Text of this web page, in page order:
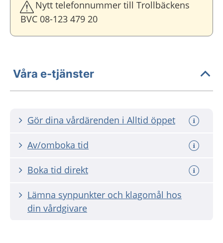
Nytt telefonnummer till Trollbäckens
BVC 08-123 479 20
Våra e-tjänster
Gör dina vårdärenden i Alltid öppet
Av/omboka tid
Boka tid direkt
Lämna synpunkter och klagomål hos
din vårdgivare